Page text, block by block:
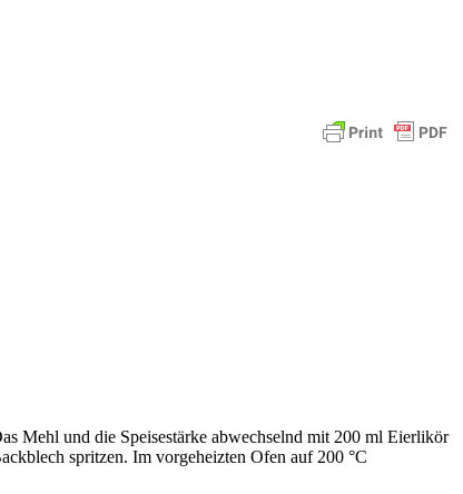
Mehl und die Speisestärke abwechselnd mit 200 ml Eierlikör
spritzen. Im vorgeheizten Ofen auf 200 °C